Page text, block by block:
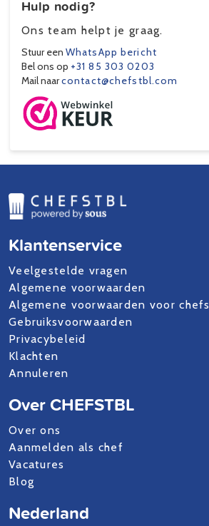
Hulp nodig?
Ons team helpt je graag.
Stuur een WhatsApp bericht
Bel ons op +31 85 303 0203
Mail naarcontact@chefstbl.com
Klantenservice
Veelgestelde vragen
Algemene voorwaarden
Algemene voorwaarden voor chefs
Gebruiksvoorwaarden
Privacybeleid
Klachten
Annuleren
Over CHEFSTBL
Over ons
Aanmelden als chef
Vacatures
Blog
Nederland